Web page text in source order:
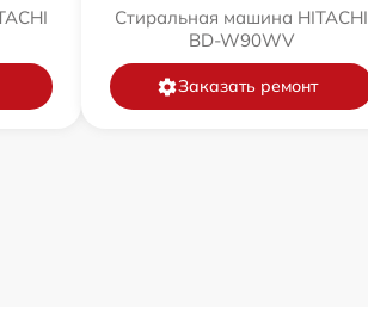
Стиральная машина HITACHI
BD-W90WV
Заказать ремонт